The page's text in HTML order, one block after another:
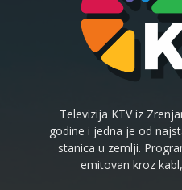
Televizija KTV iz
godine i jedna je od
stanica u zemlji.
emitovan kroz